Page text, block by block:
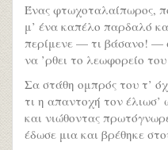
Ένας φτωχοταλαίπωρος,
μ’ ένα καπέλο παρδαλό
περίμενε — τι βάσανο! —
να ’ρθει το λεωφορείο
Σα στάθη ομπρός του τ’
τι η απαντοχή τον έλιωσ’
και νιώθοντας
έδωσε μια και βρέθηκε